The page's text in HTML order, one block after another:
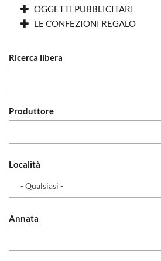
OGGETTI PUBBLICITARI
LE CONFEZIONI REGALO
Ricerca libera
Produttore
Località
Annata